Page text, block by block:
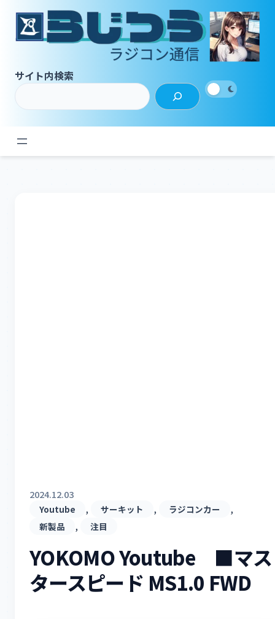
サイト内検索
2024.12.03
Youtube , サーキット , ラジコンカー ,
新製品 , 注目
YOKOMO Youtube ■マス
タースピード MS1.0 FWD